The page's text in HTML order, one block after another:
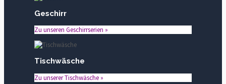
Geschirr
Zu unseren Geschirrserien »
Tischwäsche
Zu unserer Tischwäsche »